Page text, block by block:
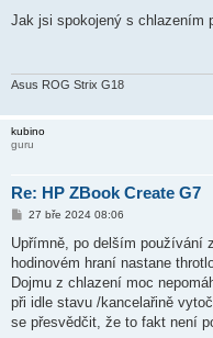
í
e
Jak jsi spokojený s chlazením
Asus ROG Strix G18
kubino
guru
Re: HP ZBook Create G7
P
í
p
ě
v
e
k
27 bře 2024 08:06
Upřímně, po delším používání
hodinovém hraní nastane
Dojmu z chlazení moc
při idle stavu /kancelařině
se přesvědčit, že to fakt není